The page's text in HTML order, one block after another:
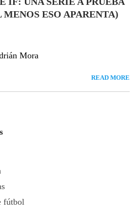
ESO APARENTA)
Mora
READ MORE
fútbol